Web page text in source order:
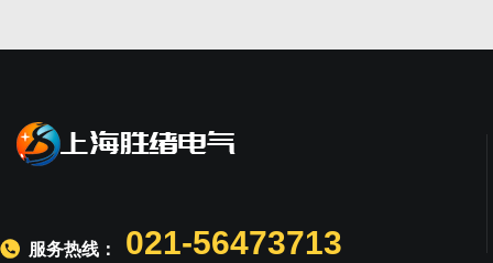
服务热线： 021-56473713